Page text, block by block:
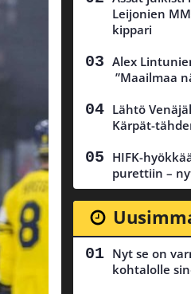
Leijonien
kippari
Alex
”Maailmaa
Lähtö
Kärpät-
HIFK-
purettiin –
Nyt se on
kohtalolle